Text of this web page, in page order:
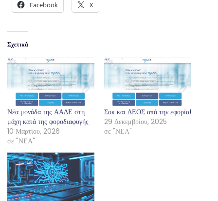
Facebook X
Σχετικά
Νέα μονάδα της ΑΑΔΕ στη
μάχη κατά της φοροδιαφυγής
10 Μαρτίου, 2026
σε "ΝΕΑ"
Σοκ και ΔΕΟΣ από την εφορία!
29 Δεκεμβρίου, 2025
σε "ΝΕΑ"